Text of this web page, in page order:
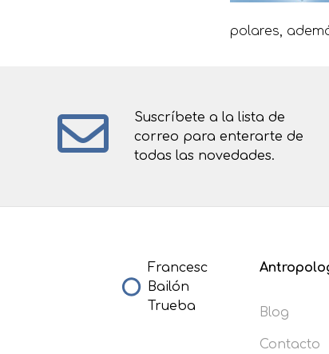
polares,
Suscríbete a la lista de
correo para enterarte de
todas las novedades.
Francesc
Bailón
Trueba
Blog
Contacto